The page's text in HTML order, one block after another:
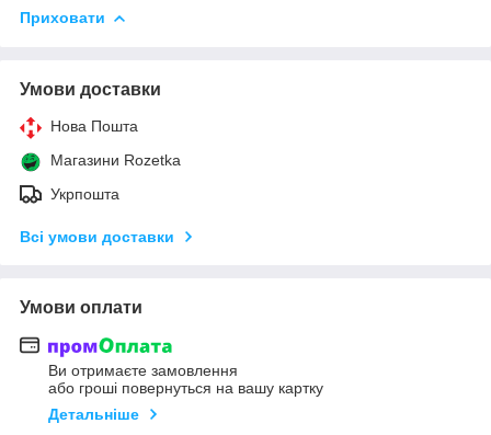
Приховати
Умови доставки
Нова Пошта
Магазини Rozetka
Укрпошта
Всі умови доставки
Умови оплати
Ви отримаєте замовлення
або гроші повернуться на вашу картку
Детальніше